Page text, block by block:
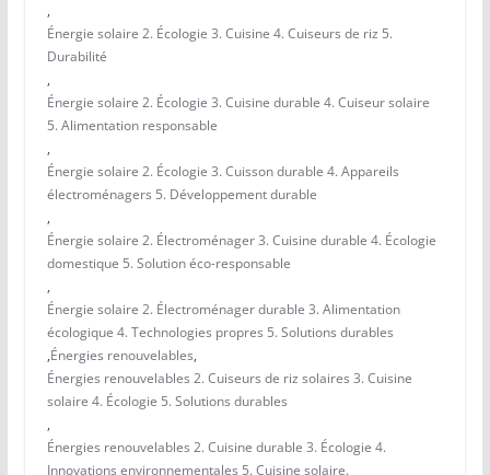
,
Énergie solaire 2. Écologie 3. Cuisine 4. Cuiseurs de riz 5.
Durabilité
,
Énergie solaire 2. Écologie 3. Cuisine durable 4. Cuiseur solaire
5. Alimentation responsable
,
Énergie solaire 2. Écologie 3. Cuisson durable 4. Appareils
électroménagers 5. Développement durable
,
Énergie solaire 2. Électroménager 3. Cuisine durable 4. Écologie
domestique 5. Solution éco-responsable
,
Énergie solaire 2. Électroménager durable 3. Alimentation
écologique 4. Technologies propres 5. Solutions durables
,Énergies renouvelables,
Énergies renouvelables 2. Cuiseurs de riz solaires 3. Cuisine
solaire 4. Écologie 5. Solutions durables
,
Énergies renouvelables 2. Cuisine durable 3. Écologie 4.
Innovations environnementales 5. Cuisine solaire.